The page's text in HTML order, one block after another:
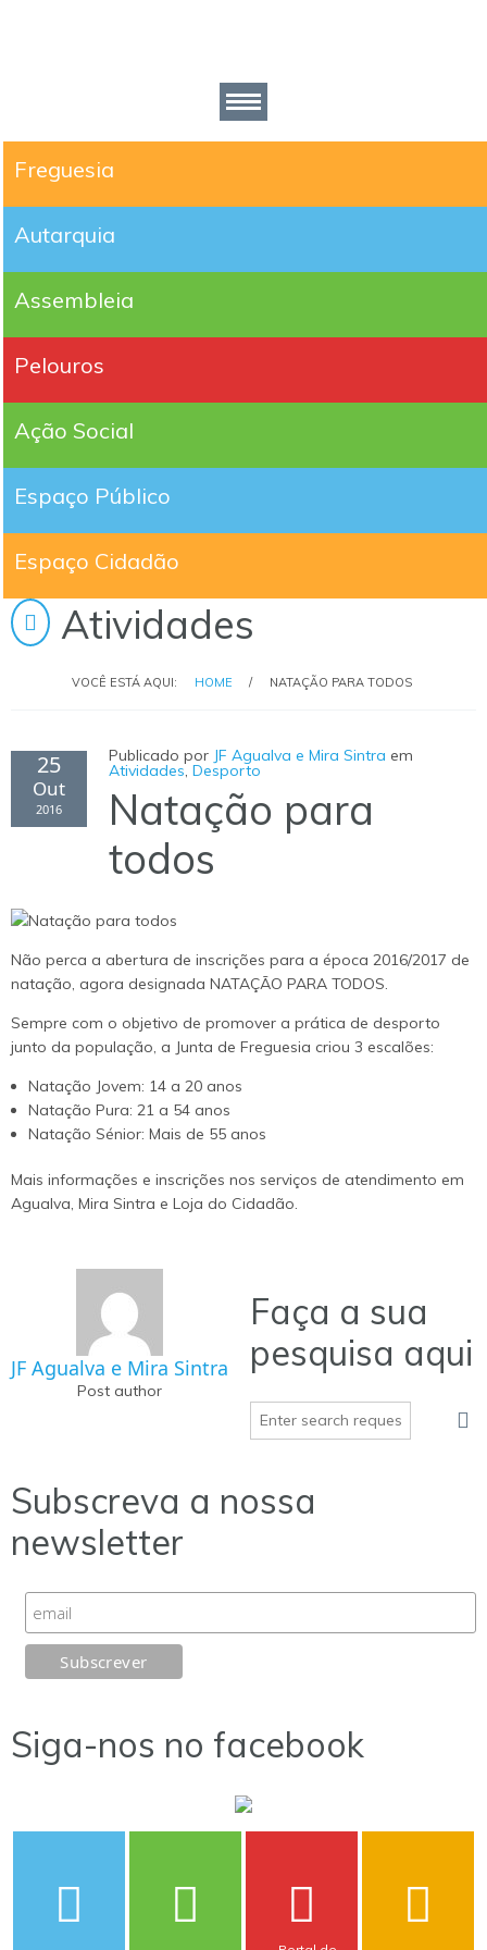
Freguesia
Autarquia
Assembleia
Pelouros
Ação Social
Espaço Público
Espaço Cidadão
Atividades
VOCÊ ESTÁ AQUI: HOME / NATAÇÃO PARA TODOS
25
Out
2016
Publicado por JF Agualva e Mira Sintra em
Atividades, Desporto
Natação para
todos
Não perca a abertura de inscrições para a época 2016/2017 de
natação, agora designada NATAÇÃO PARA TODOS.
Sempre com o objetivo de promover a prática de desporto
junto da população, a Junta de Freguesia criou 3 escalões:
Natação Jovem: 14 a 20 anos
Natação Pura: 21 a 54 anos
Natação Sénior: Mais de 55 anos
Mais informações e inscrições nos serviços de atendimento em
Agualva, Mira Sintra e Loja do Cidadão.
JF Agualva e Mira Sintra
Post author
Faça a sua
pesquisa aqui
Subscreva a nossa
newsletter
Siga-nos no facebook